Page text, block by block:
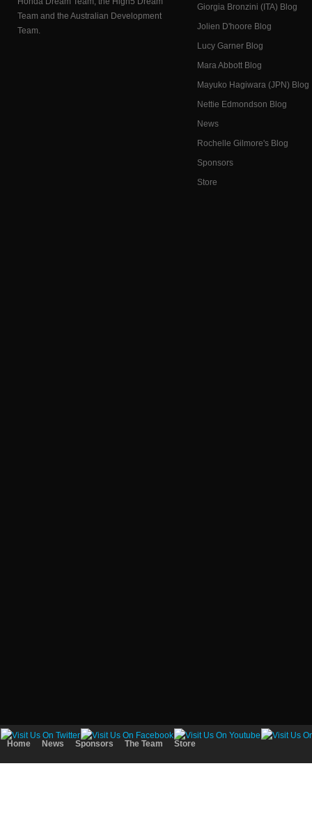
Team and the Australian Development
Team.
Giorgia Bronzini (ITA) Blog
Jolien D'hoore Blog
Lucy Garner Blog
Mara Abbott Blog
Mayuko Hagiwara (JPN) Blog
Nettie Edmondson Blog
News
Rochelle Gilmore's Blog
Sponsors
Store
Home News Sponsors The Team Store